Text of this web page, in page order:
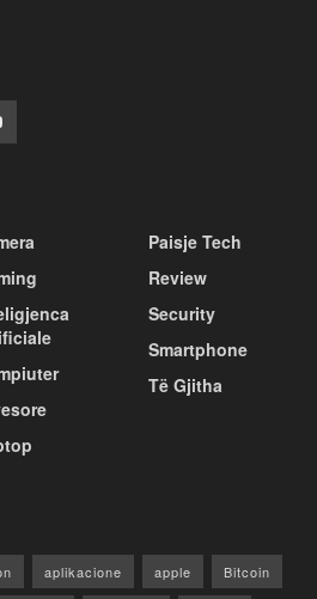
Paisje Tech
Review
Security
Smartphone
Të Gjitha
aplikacione apple Bitcoin